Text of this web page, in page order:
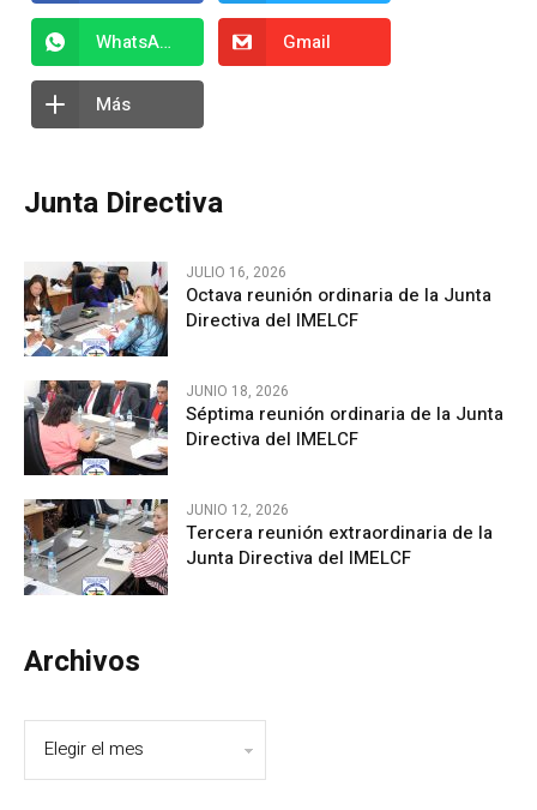
WhatsApp Gmail
Más
Junta Directiva
JULIO 16, 2026
Octava reunión ordinaria de la Junta
Directiva del IMELCF
JUNIO 18, 2026
Séptima reunión ordinaria de la Junta
Directiva del IMELCF
JUNIO 12, 2026
Tercera reunión extraordinaria de la
Junta Directiva del IMELCF
Archivos